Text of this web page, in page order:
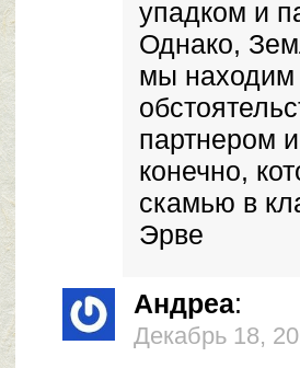
упадком и
Однако,
мы находим
партнером
конечно,
скамью в
Эрве
Андреа:
Декабрь 18,